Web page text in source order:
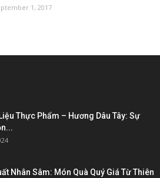
1, 2017
Thực Phẩm – Hương Dâu Tây: Sự
Nhân Sâm: Món Quà Quý Giá Từ Thiên